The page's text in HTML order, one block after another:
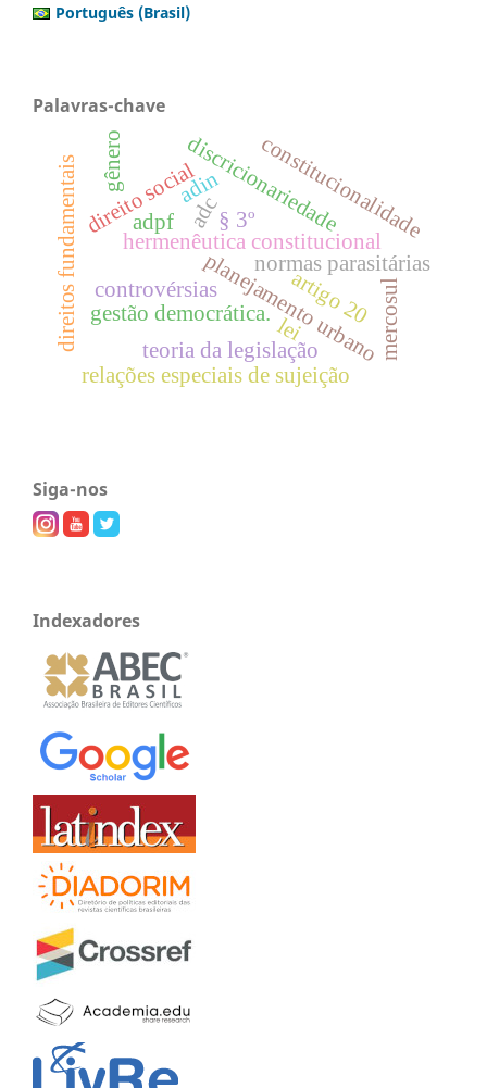
Português (Brasil)
Palavras-chave
planejamento urbano
hermenêutica constitucional
gestão democrática.
discricionariedade
lei
teoria da legislação
normas parasitárias
relações especiais de sujeição
direitos fundamentais direito social
artigo 20
§ 3ºconstitucionalidade
controvérsias mercosul
adc
adin
adpf
gênero
Siga-nos
Indexadores